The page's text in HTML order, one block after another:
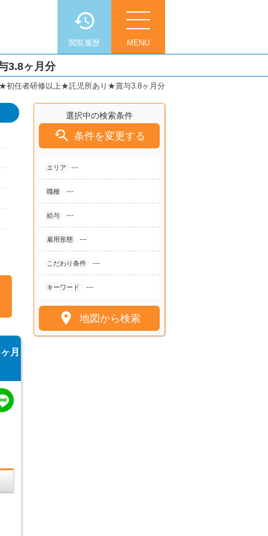
MENU
閲覧履歴
3.8ヶ月分
初任者研修以上★託児所あり★賞与3.8ヶ月分
選択中の検索条件
 条件を変更する
エリア ---
職種 ---
給与 ---
雇用形態 ---
こだわり条件 ---
キーワード ---
 地図から検索
月